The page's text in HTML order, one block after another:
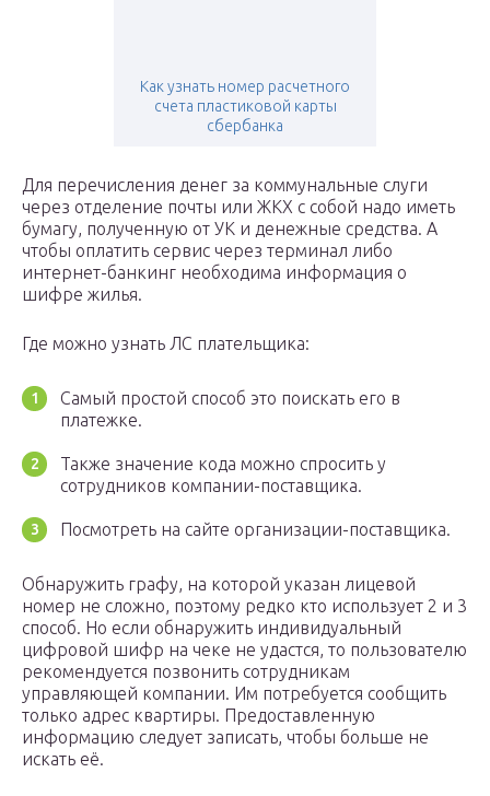
Как узнать номер расчетного
счета пластиковой карты
сбербанка
Для перечисления денег за коммунальные слуги
через отделение почты или ЖКХ с собой надо иметь
бумагу, полученную от УК и денежные средства. А
чтобы оплатить сервис через терминал либо
интернет-банкинг необходима информация о
шифре жилья.
Где можно узнать ЛС плательщика:
Самый простой способ это поискать его в
платежке.
Также значение кода можно спросить у
сотрудников компании-поставщика.
Посмотреть на сайте организации-поставщика.
Обнаружить графу, на которой указан лицевой
номер не сложно, поэтому редко кто использует 2 и 3
способ. Но если обнаружить индивидуальный
цифровой шифр на чеке не удастся, то пользователю
рекомендуется позвонить сотрудникам
управляющей компании. Им потребуется сообщить
только адрес квартиры. Предоставленную
информацию следует записать, чтобы больше не
искать её.